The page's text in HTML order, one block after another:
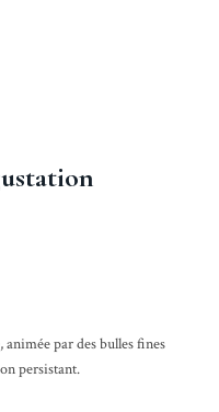
par des bulles fines
persistant.